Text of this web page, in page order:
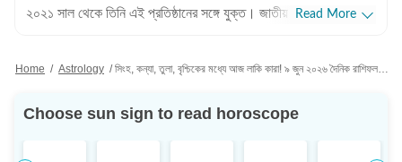
২০২১ সাল থেকে তিনি এই প্রতিষ্ঠানের সঙ্গে যুক্ত। জাতীয় এবং আন্তর্জাতিক
আগ্রহ রয়েছে। পেশাদার জীবন: পেশাদার জীবনের শুরুতে শ্রীতমা আকাশবাণী,
নিউজ বাংলায় কপি এডিটর হিসেবে যোগদান করেন। পরবর্তীতে ওয়ানইন্ডিয়া-সহ
Read More
Home / Astrology / সিংহ, কন্যা, তুলা, বৃশ্চিকের মধ্যে আজ লাকি কারা! ৯ জুন ২০২৬ দৈনিক রাশিফল রইল
Choose sun sign to read horoscope